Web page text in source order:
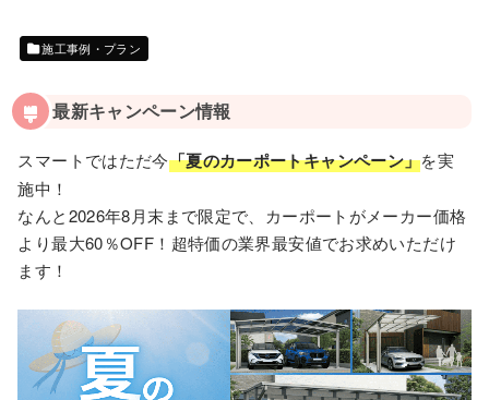
施工事例・プラン
最新キャンペーン情報
スマートではただ今「夏のカーポートキャンペーン」を実
施中！
なんと2026年8月末まで限定で、カーポートがメーカー価格
より最大60％OFF！超特価の業界最安値でお求めいただけ
ます！